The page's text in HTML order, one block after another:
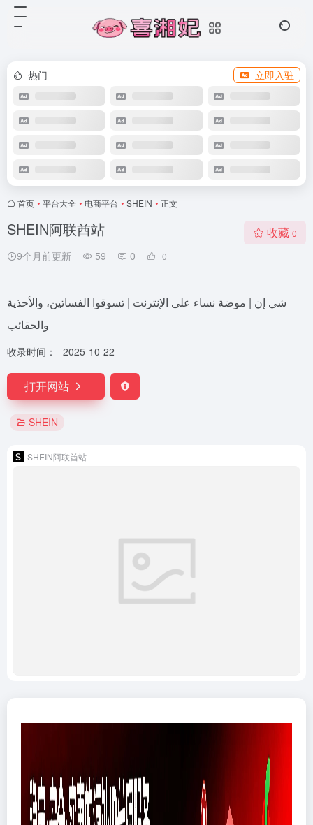
热门 立即入驻
首页 • 平台大全 • 电商平台 • SHEIN • 正文
SHEIN阿联酋站
9个月前更新 59 0 0
收藏 0
شي إن | موضة نساء على الإنترنت | تسوقوا الفساتين، والأحذية
والحقائب
收录时间： 2025-10-22
打开网站
SHEIN
SHEIN阿联酋站